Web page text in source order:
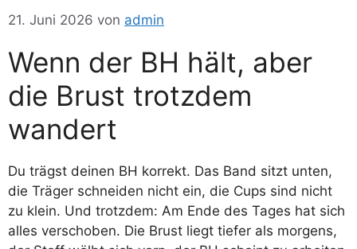
21. Juni 2026 von admin
Wenn der BH hält, aber
die Brust trotzdem
wandert
Du trägst deinen BH korrekt. Das Band sitzt unten,
die Träger schneiden nicht ein, die Cups sind nicht
zu klein. Und trotzdem: Am Ende des Tages hat sich
alles verschoben. Die Brust liegt tiefer als morgens,